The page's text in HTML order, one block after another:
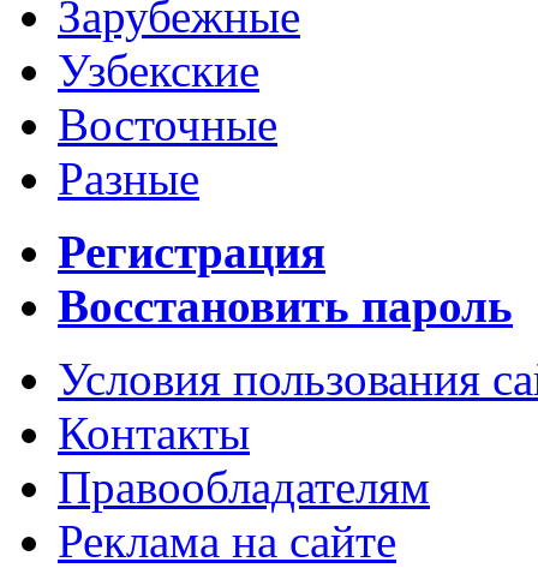
Зарубежные
Узбекские
Восточные
Разные
Регистрация
Восстановить пароль
Условия пользования
Контакты
Правообладателям
Реклама на сайте